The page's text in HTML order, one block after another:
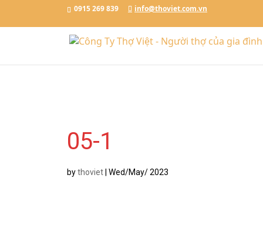
Chat với Thợ Việt0915.269.839
0915 269 839 info@thoviet.com.vn
05-1
bythoviet Wed/May/ 2023